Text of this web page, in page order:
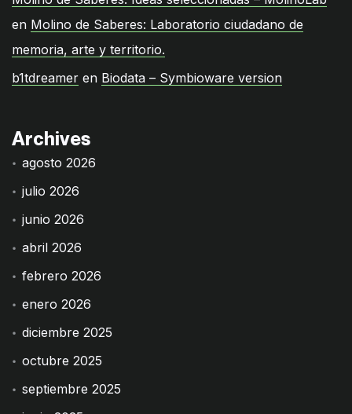
en Molino de Saberes: Laboratorio ciudadano de
memoria, arte y territorio.
b1tdreamer en Biodata – Symbioware version
Archives
agosto 2026
julio 2026
junio 2026
abril 2026
febrero 2026
enero 2026
diciembre 2025
octubre 2025
septiembre 2025